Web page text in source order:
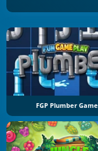
FGP Plumber Game